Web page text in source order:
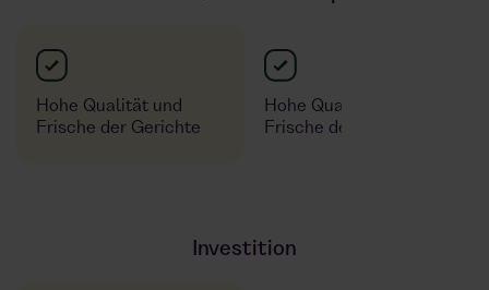
Hohe Qualität und
Frische der Gerichte
Hohe Qualität und
Frische der Gerichte
Investition